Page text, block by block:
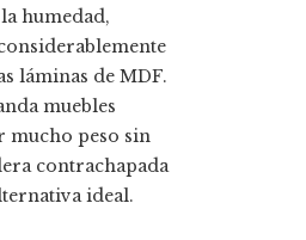
humedad,
láminas de MDF.
muebles
mucho peso sin
contrachapada
ideal.